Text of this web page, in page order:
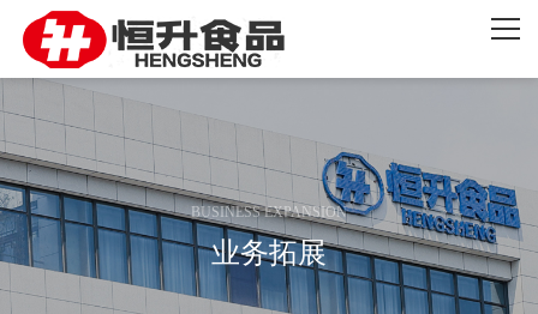
网站首页
关于恒升
创新发展
品牌产品
新闻资讯
BUSINESS EXPANSION
业务拓展